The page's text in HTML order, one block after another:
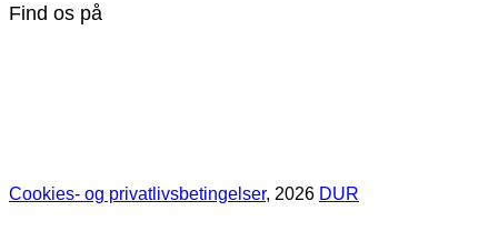
Find os på
Cookies- og privatlivsbetingelser, 2026 DUR